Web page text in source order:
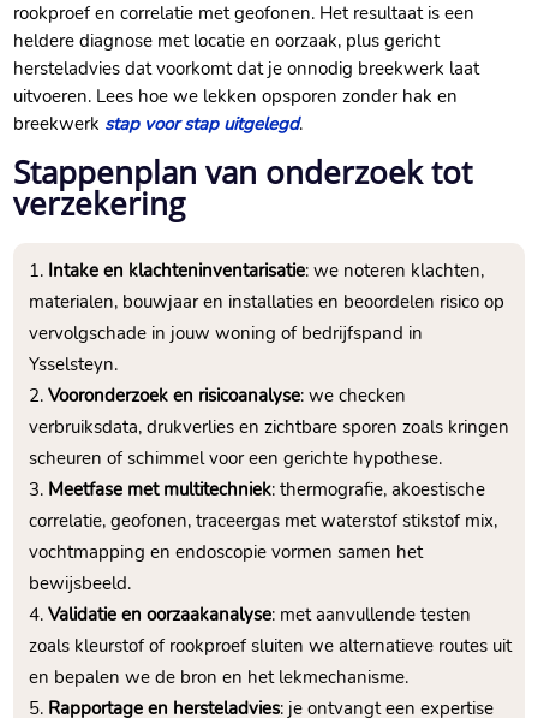
rookproef en correlatie met geofonen.​ Het resultaat is een
heldere diagnose met locatie en oorzaak, plus gericht
hersteladvies dat voorkomt dat je onnodig breekwerk laat
uitvoeren.​ Lees hoe we lekken opsporen zonder hak en
breekwerk stap voor stap uitgelegd.​
Stappenplan van onderzoek tot
verzekering
Intake en klachteninventarisatie: we noteren klachten,
materialen, bouwjaar en installaties en beoordelen risico op
vervolgschade in jouw woning of bedrijfspand in
Ysselsteyn.​
Vooronderzoek en risicoanalyse: we checken
verbruiksdata, drukverlies en zichtbare sporen zoals kringen
scheuren of schimmel voor een gerichte hypothese.​
Meetfase met multitechniek: thermografie, akoestische
correlatie, geofonen, traceergas met waterstof stikstof mix,
vochtmapping en endoscopie vormen samen het
bewijsbeeld.​
Validatie en oorzaakanalyse: met aanvullende testen
zoals kleurstof of rookproef sluiten we alternatieve routes uit
en bepalen we de bron en het lekmechanisme.​
Rapportage en hersteladvies: je ontvangt een expertise